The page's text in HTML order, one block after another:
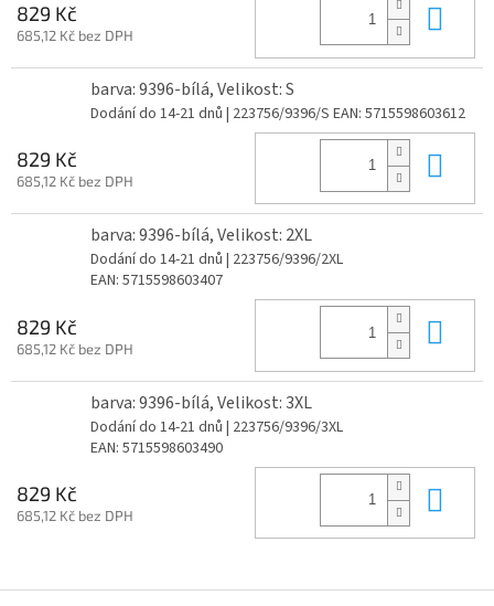
829 Kč
685,12 Kč bez DPH
barva: 9396-bílá, Velikost: S
Dodání do 14-21 dnů | 223756/9396/S EAN: 5715598603612
829 Kč
685,12 Kč bez DPH
barva: 9396-bílá, Velikost: 2XL
Dodání do 14-21 dnů | 223756/9396/2XL
EAN: 5715598603407
829 Kč
685,12 Kč bez DPH
barva: 9396-bílá, Velikost: 3XL
Dodání do 14-21 dnů | 223756/9396/3XL
EAN: 5715598603490
829 Kč
685,12 Kč bez DPH